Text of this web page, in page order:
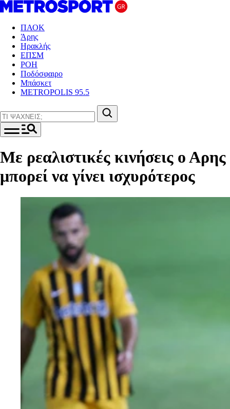
ΠΑΟΚ
Άρης
Ηρακλής
ΕΠΣΜ
ΡΟΗ
Ποδόσφαιρο
Μπάσκετ
METROPOLIS 95.5
Με ρεαλιστικές κινήσεις ο Αρης
μπορεί να γίνει ισχυρότερος